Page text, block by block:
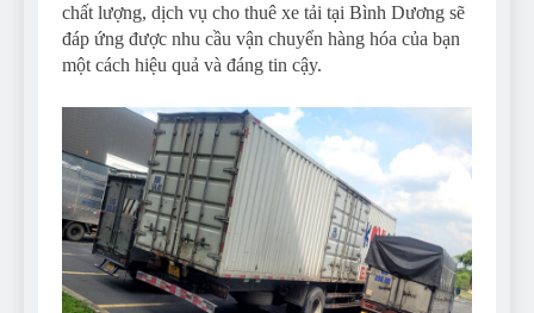
chất lượng, dịch vụ cho thuê xe tải tại Bình Dương sẽ
đáp ứng được nhu cầu vận chuyển hàng hóa của bạn
một cách hiệu quả và đáng tin cậy.